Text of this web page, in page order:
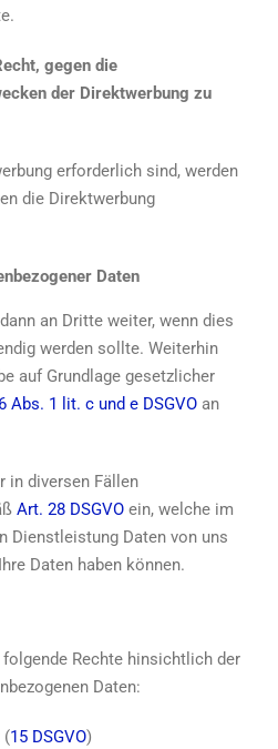
gegen die
der Direktwerbung zu
erforderlich sind, werden
die Direktwerbung
Daten
an Dritte weiter, wenn dies
werden sollte. Weiterhin
auf Grundlage gesetzlicher
Abs. 1 lit. c und e DSGVO an
in diversen Fällen
Art. 28 DSGVO ein, welche im
Dienstleistung Daten von uns
Daten haben können.
Rechte hinsichtlich der
Daten:
(15 DSGVO)